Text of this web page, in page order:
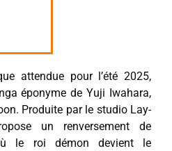
attendue pour l’été 2025,
éponyme de Yuji Iwahara,
Produite par le studio Lay-
un renversement de
le roi démon devient le